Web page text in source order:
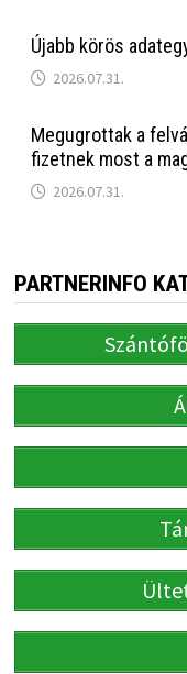
Újabb körös
2026.07.31.
Megugrottak a
fizetnek most a
2026.07.31.
PARTNERINFO